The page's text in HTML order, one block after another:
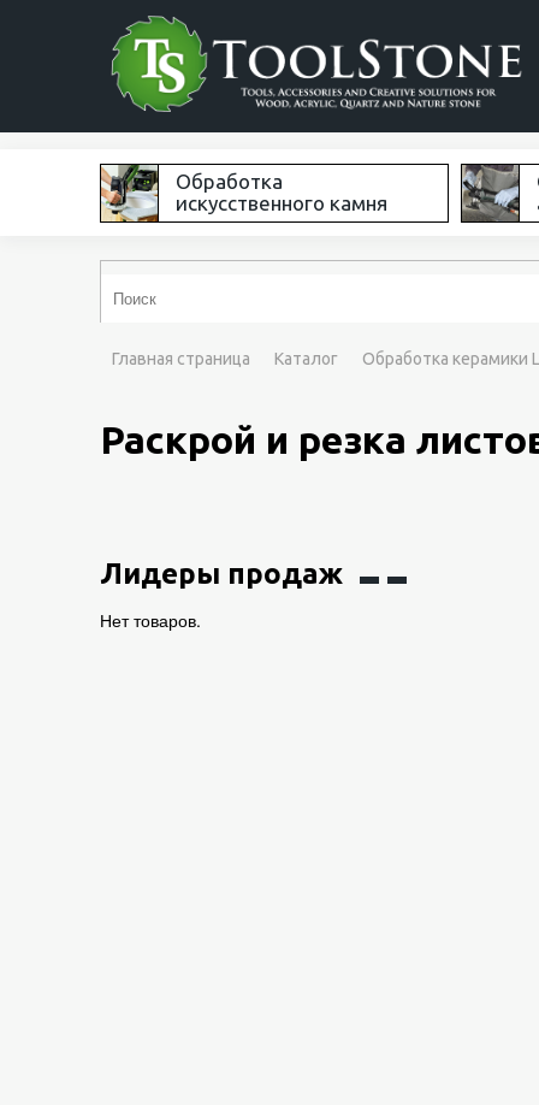
Обработка
искусственного камня
Главная страница Каталог Обработка керамики
Раскрой и резка
Лидеры продаж
Нет товаров.